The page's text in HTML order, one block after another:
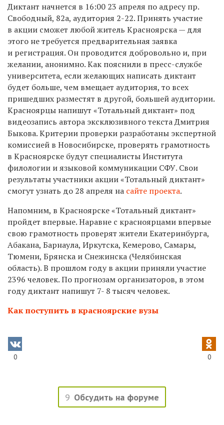
Диктант начнется в 16:00 23 апреля по адресу пр.
Свободный, 82а, аудитория 2-22.Принять участие
в акции сможет любой житель Красноярска — для
этого не требуется предварительная заявка
и регистрация. Он проводится добровольно и, при
желании, анонимно. Как пояснили в пресс-службе
университета, если желающих написать диктант
будет больше, чем вмещает аудитория, то всех
пришедших разместят в другой, большей аудитории.
Красноярцы напишут «Тотальный диктант» под
видеозапись автора эксклюзивного текста Дмитрия
Быкова. Критерии проверки разработаны экспертной
комиссией в Новосибирске, проверять грамотность
в Красноярске будут специалисты Института
филологии и языковой коммуникации СФУ. Свои
результаты участники акции «Тотальный диктант»
смогут узнать до 28 апреля на сайте проекта.
Напомним, в Красноярске «Тотальный диктант»
пройдет впервые. Наравне с красноярцами впервые
свою грамотность проверят жители Екатеринбурга,
Абакана, Барнаула, Иркутска, Кемерово, Самары,
Тюмени, Брянска и Снежинска (Челябинская
область). В прошлом году в акции приняли участие
2396 человек. По прогнозам организаторов, в этом
году диктант напишут 7- 8 тысяч человек.
Как поступить в красноярские вузы
0 0
9 Обсудить на форуме